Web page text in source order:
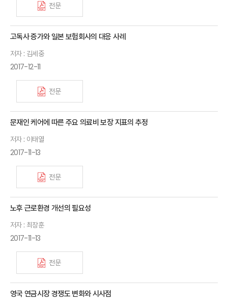
전문
고독사 증가와 일본 보험회사의 대응 사례
저자 : 김세중
2017-12-11
전문
문재인 케어에 따른 주요 의료비 보장 지표의 추정
저자 : 이태열
2017-11-13
전문
노후 근로환경 개선의 필요성
저자 : 최장훈
2017-11-13
전문
영국 연금시장 경쟁도 변화와 시사점